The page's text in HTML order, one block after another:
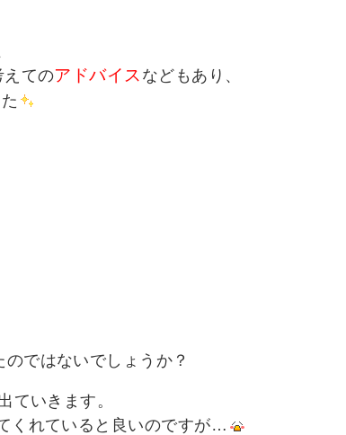
えてのアドバイス などもあり、
のではないでしょうか？
ていきます。
くれていると良いのですが…